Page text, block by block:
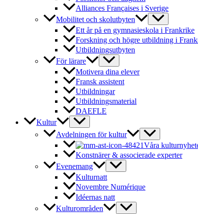
Alliances Françaises i Sverige
Mobilitet och skolutbyten
Ett år på en gymnasieskola i Frankrike
Forskning och högre utbildning i
Utbildningsutbyten
För lärare
Motivera dina elever
Fransk assistent
Utbildningar
Utbildningsmaterial
DAEFLE
Kultur
Avdelningen för kultur
Våra
Konstnärer & associerade experter
Evenemang
Kulturnatt
Novembre Numérique
Idéernas natt
Kulturområden